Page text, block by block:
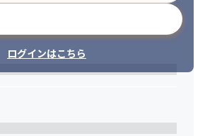
ログインはこちら